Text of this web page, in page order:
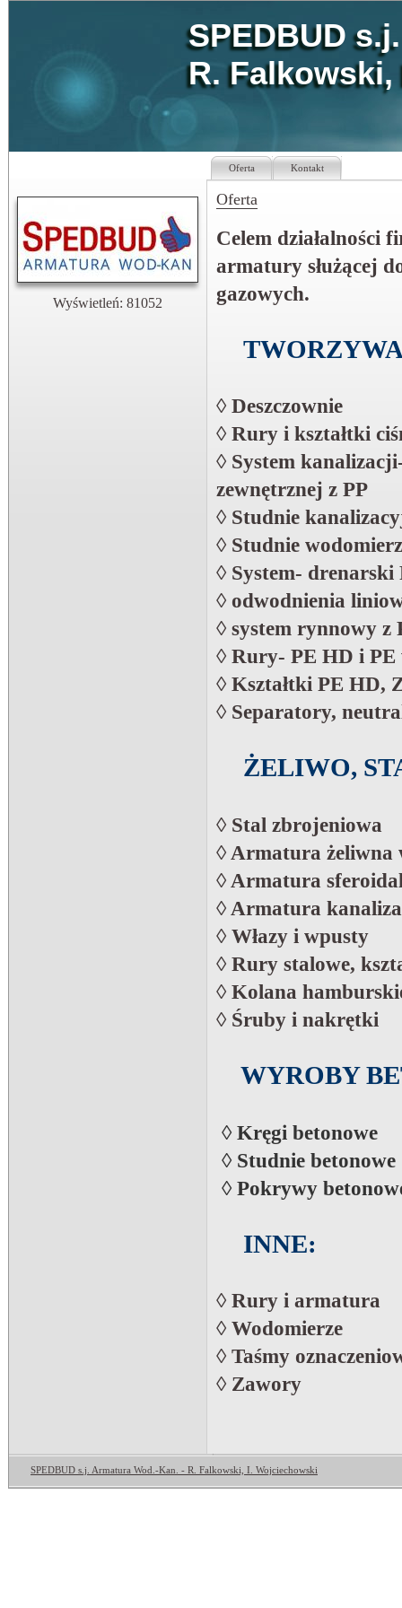
SPEDBUD
R.
Wyświetleń: 81052
Oferta Kontakt
Oferta
Celem działalności
armatury służącej
gazowych.
◊ Deszczownie
◊ Rury i kształtki
◊ System
zewnętrznej z PP
◊ Studnie
◊ Studnie
◊ System-
◊ odwodnienia
◊ system rynnowy z
◊ Rury- PE HD i PE
◊ Kształtki PE HD,
◊ Separatory,
ŻELIWO,
◊ Stal zbrojeniowa
◊ Armatura żeliwna
◊ Armatura
◊ Armatura
◊ Włazy i wpusty
◊ Rury stalowe,
◊ Kolana
◊ Śruby i nakrętki
WYROBY
◊ Kręgi betonowe
◊ Studnie betonowe
◊ Pokrywy
INNE:
◊ Rury i armatura
◊ Wodomierze
◊ Taśmy
◊ Zawory
SPEDBUD s.j. Armatura Wod.-Kan. - R. Falkowski, I. Wojciechowski